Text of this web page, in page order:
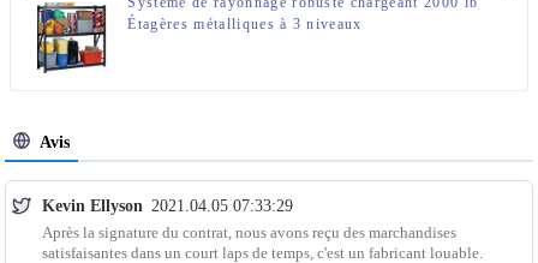
Étagères métalliques à 3 niveaux
Avis
Kevin Ellyson 2021.04.05 07:33:29
Après la signature du contrat, nous avons reçu des marchandises
satisfaisantes dans un court laps de temps, c'est un fabricant louable.